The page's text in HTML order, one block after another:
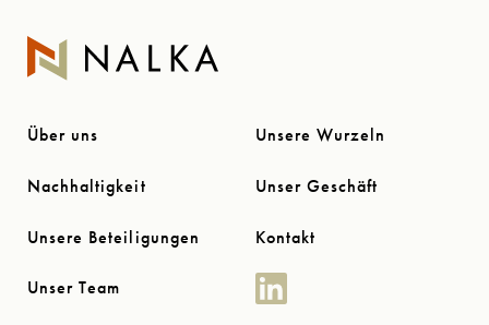
Über uns Unsere Wurzeln
Nachhaltigkeit Unser Geschäft
Unsere Beteiligungen Kontakt
Unser Team